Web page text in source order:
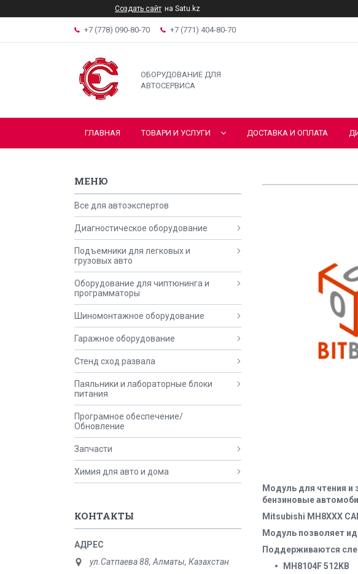
Создать сайт на Satu.kz
+7 (778) 090-80-70 +7 (771) 404-80-70
ОБОРУДОВАНИЕ ДЛЯ
АВТОСЕРВИСА
ГЛАВНАЯ ТОВАРИ И УСЛУГИ ДОСТАВКА И ОПЛАТА
Модуль для чтения и
бензиновые
Mitsubishi MH8XXX
Модуль позволяет
Поддерживаются
MH8104F 512KB
Все для автоэкспертов
Диагностическое оборудование
Подъемники для легковых и
грузовых авто
Оборудование для чиптюнинга и
программаторы
Шиномонтажное оборудование
Гаражное оборудование
Стенд сход развала
Паяльники и лабораторные блоки
питания
Програмное обеспечение/
Обновление
Запчасти
Химия для авто и дома
КОНТАКТЫ
ул.Сатпаева 88, Алматы, Казахстан